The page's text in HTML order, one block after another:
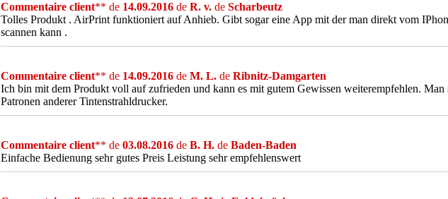
Commentaire client** de 14.09.2016 de R. v. de Scharbeutz
Tolles Produkt . AirPrint funktioniert auf Anhieb. Gibt sogar eine App mit der man direkt vom
scannen kann .
Commentaire client** de 14.09.2016 de M. L. de Ribnitz-Damgarten
Ich bin mit dem Produkt voll auf zufrieden und kann es mit gutem Gewissen weiterempfehlen. Man
Patronen anderer Tintenstrahldrucker.
Commentaire client** de 03.08.2016 de B. H. de Baden-Baden
Einfache Bedienung sehr gutes Preis Leistung sehr empfehlenswert